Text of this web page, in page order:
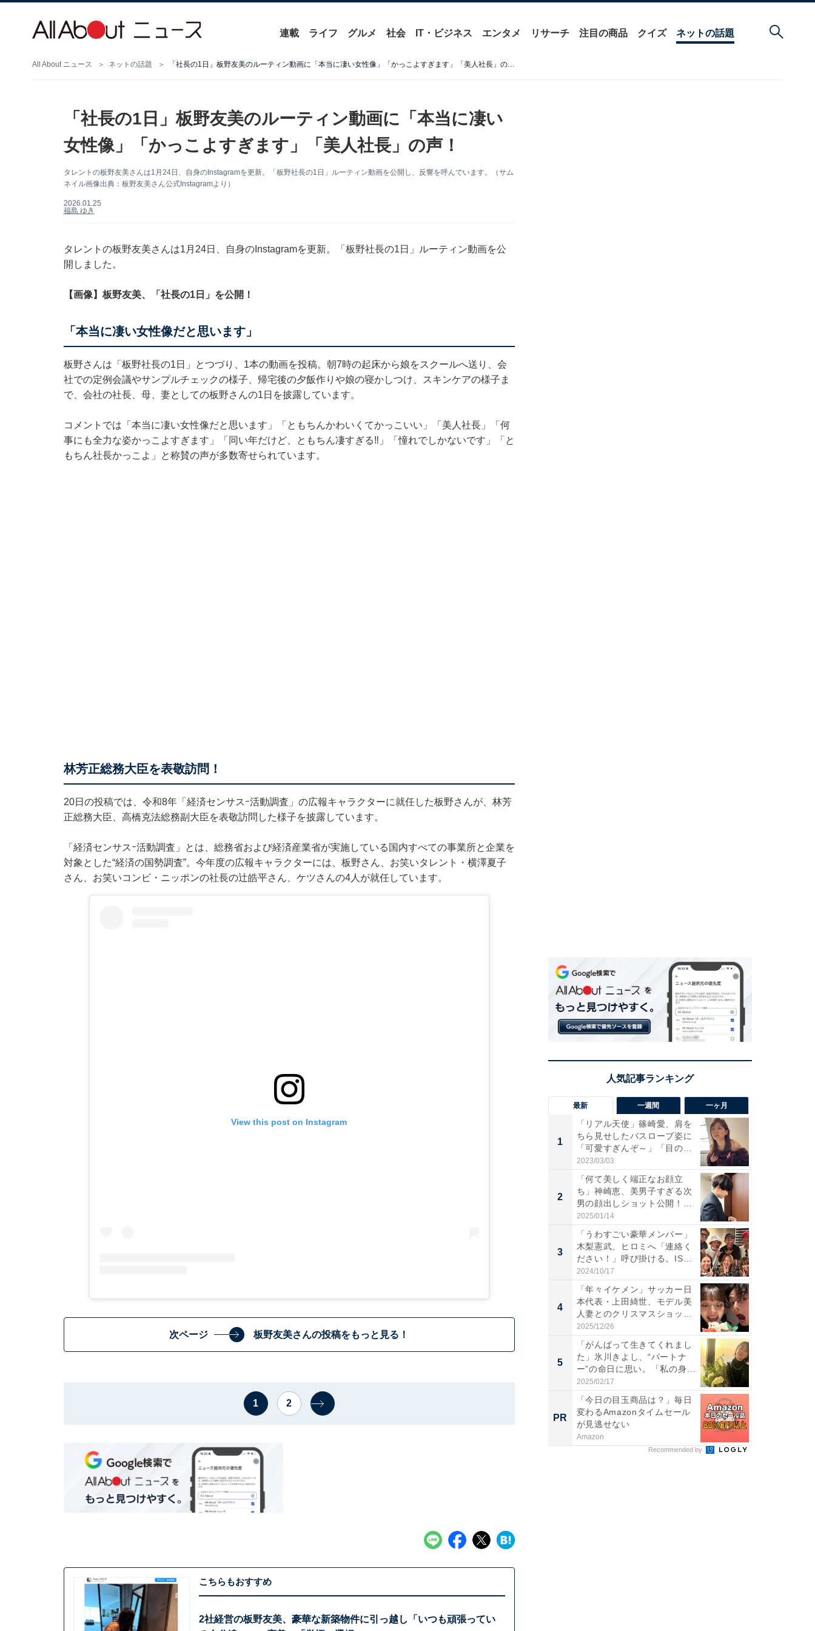
連載 ライフ グルメ 社会 IT・ビジネス エンタメ リサーチ 注目の商品 クイズ ネットの話題
All About ニュース ネットの話題 「社長の1日」板野友美のルーティン動画に「本当に凄い女性像」「かっこよすぎます」「美人社長」の声！
「社長の1日」板野友美のルーティン動画に「本当に凄い
女性像」「かっこよすぎます」「美人社長」の声！
タレントの板野友美さんは1月24日、自身のInstagramを更新。「板野社長の1日」ルーティン動画を公開し、反響を呼んでいます。（サム
ネイル画像出典：板野友美さん公式Instagramより）
2026.01.25
福島 ゆき
タレントの板野友美さんは1月24日、自身のInstagramを更新。「板野社長の1日」ルーティン動画を公
開しました。
【画像】板野友美、「社長の1日」を公開！
「本当に凄い女性像だと思います」
板野さんは「板野社長の1日」とつづり、1本の動画を投稿。朝7時の起床から娘をスクールへ送り、会
社での定例会議やサンプルチェックの様子、帰宅後の夕飯作りや娘の寝かしつけ、スキンケアの様子ま
で、会社の社長、母、妻としての板野さんの1日を披露しています。
コメントでは「本当に凄い女性像だと思います」「ともちんかわいくてかっこいい」「美人社長」「何
事にも全力な姿かっこよすぎます」「同い年だけど、ともちん凄すぎる‼」「憧れでしかないです」「と
もちん社長かっこよ」と称賛の声が多数寄せられています。
林芳正総務大臣を表敬訪問！
20日の投稿では、令和8年「経済センサスｰ活動調査」の広報キャラクターに就任した板野さんが、林芳
正総務大臣、高橋克法総務副大臣を表敬訪問した様子を披露しています。
「経済センサスｰ活動調査」とは、総務省および経済産業省が実施している国内すべての事業所と企業を
対象とした“経済の国勢調査”。今年度の広報キャラクターには、板野さん、お笑いタレント・横澤夏子
さん、お笑いコンビ・ニッポンの社長の辻皓平さん、ケツさんの4人が就任しています。
View this post on Instagram
次ページ 板野友美さんの投稿をもっと見る！
1 2
こちらもおすすめ
2社経営の板野友美、豪華な新築物件に引っ越し「いつも頑張ってい
最新 一週間 一ヶ月
1
「リアル天使」篠崎愛、肩を
ちら見せしたバスローブ姿に
「可愛すぎんぞ～」「目の表
情...
2023/03/03
2
「何て美しく端正なお顔立
ち」神崎恵、美男子すぎる次
男の顔出しショット公開！
「め...
2025/01/14
3
「うわすごい豪華メンバー」
木梨憲武、ヒロミへ「連絡く
ださい！」呼び掛ける。IS
S...
2024/10/17
4
「年々イケメン」サッカー日
本代表・上田綺世、モデル美
人妻とのクリスマスショット
に...
2025/12/26
5
「がんばって生きてくれまし
た」氷川きよし、“パートナ
ー”の命日に思い。「私の身
体...
2025/02/17
PR
「今日の目玉商品は？」毎日
変わるAmazonタイムセール
が見逃せない
Amazon
Recommended by